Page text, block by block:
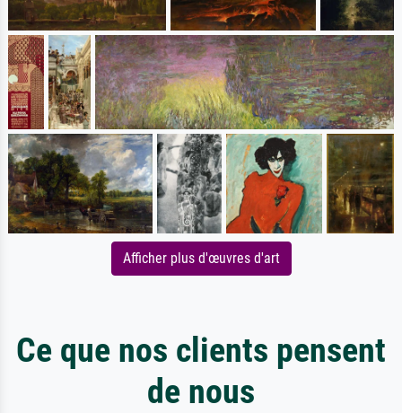
Afficher plus d'œuvres d'art
Ce que nos clients pensent
de nous